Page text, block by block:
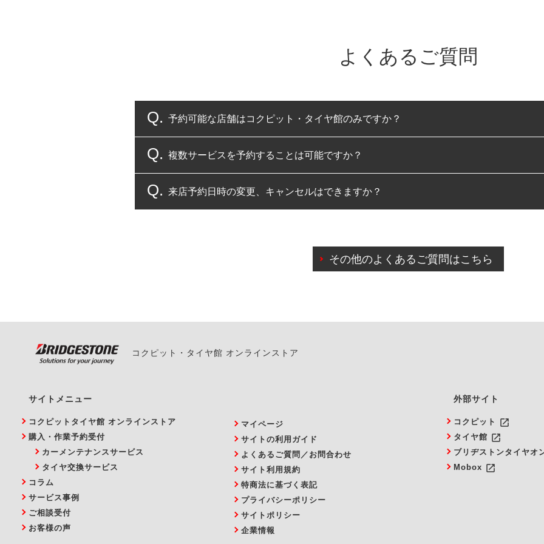
よくあるご質問
予約可能な店舗はコクピット・タイヤ館のみですか？
コクピット・タイヤ館のみとなります。
複数サービスを予約することは可能ですか？
複数サービスのご予約は可能です。
来店予約日時の変更、キャンセルはできますか？
また、やむを得ない事由によりご予約のキャンセルをご希望の際は、直接ご予約いた
その他のよくあるご質問はこちら
コクピット・タイヤ館 オンラインストア
サイトメニュー
コクピットタイヤ館 オンラインストア
購入・作業予約受付
カーメンテナンスサービス
タイヤ交換サービス
コラム
サービス事例
ご相談受付
お客様の声
マイページ
サイトの利用ガイド
よくあるご質問／お問合わせ
サイト利用規約
特商法に基づく表記
プライバシーポリシー
サイトポリシー
企業情報
外部サイト
コクピット launch
タイヤ館 launch
ブリヂストンタイヤオ
Mobox launch